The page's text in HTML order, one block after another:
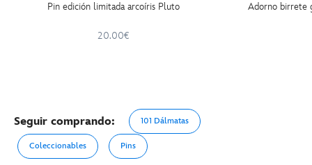
Pin edición limitada arcoíris Pluto
20.00€
Adorno birrete
Seguir comprando: 101 Dálmatas
Coleccionables Pins